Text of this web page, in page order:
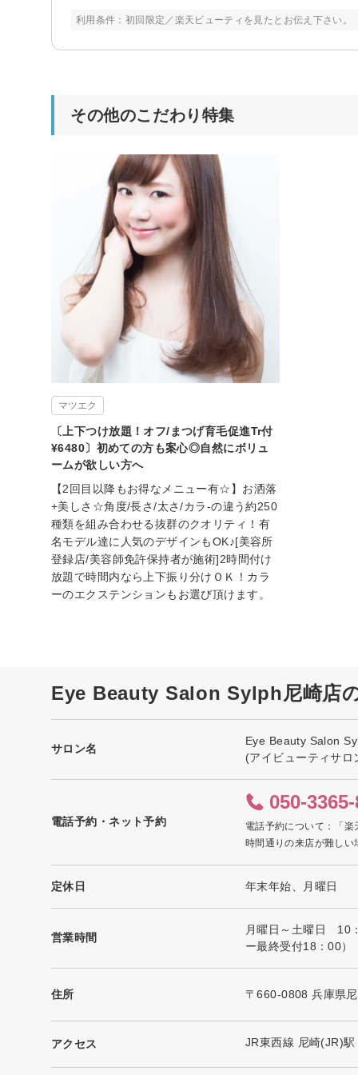
利用条件：初回限定／楽天ビューティを見たとお伝え下さい。
その他のこだわり特集
マツエク
〔上下つけ放題！オフ/まつげ育毛促進Tr付
¥6480〕初めての方も案心◎自然にボリュ
ームが欲しい方へ
【2回目以降もお得なメニュー有☆】お洒落
+美しさ☆角度/長さ/太さ/カラ-の違う約250
種類を組み合わせる抜群のクオリティ！有
名モデル達に人気のデザインもOK♪[美容所
登録店/美容師免許保持者が施術]2時間付け
放題で時間内なら上下振り分けＯＫ！カラ
ーのエクステンションもお選び頂けます。
Eye Beauty Salon Sylph尼崎店
サロン名
Eye Beauty Salon
(アイビューティサ
電話予約・ネット予約
050-
電話予約について：「
時間通りの来店が難し
定休日 年末年始、月曜日
営業時間
月曜日～土曜日 10
ー最終受付18：00）
住所 〒660-0808 兵庫県
アクセス JR東西線 尼崎(JR)